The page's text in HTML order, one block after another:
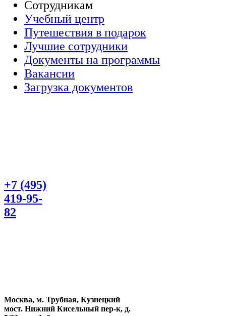
Сотрудникам
Учебный центр
Путешествия в подарок
Лучшие сотрудники
Документы на программы
Вакансии
Загрузка документов
+7 (495)
419-95-
82
Москва, м. Трубная, Кузнецкий
мост. Нижний Кисельный пер-к, д.